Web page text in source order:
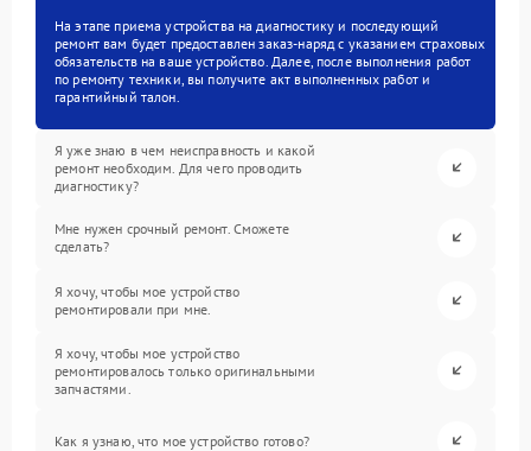
На этапе приема устройства на диагностику и последующий
ремонт вам будет предоставлен заказ-наряд с указанием страховых
обязательств на ваше устройство. Далее, после выполнения работ
по ремонту техники, вы получите акт выполненных работ и
гарантийный талон.
Я уже знаю в чем неисправность и какой
ремонт необходим. Для чего проводить
диагностику?
Мне нужен срочный ремонт. Сможете
сделать?
Я хочу, чтобы мое устройство
ремонтировали при мне.
Я хочу, чтобы мое устройство
ремонтировалось только оригинальными
запчастями.
Как я узнаю, что мое устройство готово?